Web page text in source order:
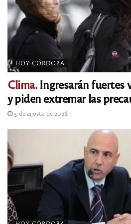
HOY CÓRDOBA
Clima.Ingresarán fuertes
y piden extremar las
5 de agosto de 2026